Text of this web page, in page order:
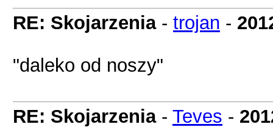
RE: Skojarzenia- trojan -
"daleko od noszy"
RE: Skojarzenia- Teves -